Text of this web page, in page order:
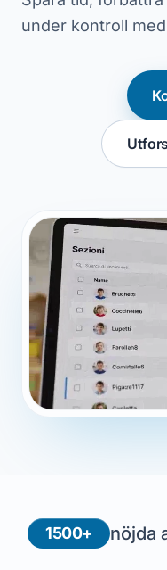
under kontroll
1500+ nöjda